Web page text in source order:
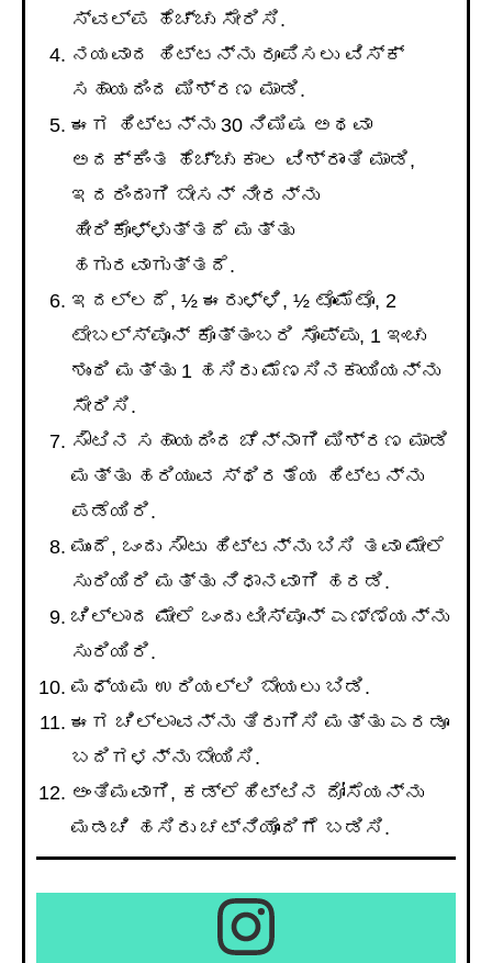
ಸ್ವಲ್ಪ ಹೆಚ್ಚು ಸೇರಿಸಿ.
ನಯವಾದ ಹಿಟ್ಟನ್ನು ರೂಪಿಸಲು ವಿಸ್ಕ್
ಸಹಾಯದಿಂದ ಮಿಶ್ರಣ ಮಾಡಿ.
ಈಗ ಹಿಟ್ಟನ್ನು 30 ನಿಮಿಷ ಅಥವಾ
ಅದಕ್ಕಿಂತ ಹೆಚ್ಚು ಕಾಲ ವಿಶ್ರಾಂತಿ ಮಾಡಿ,
ಇದರಿಂದಾಗಿ ಬೇಸನ್ ನೀರನ್ನು
ಹೀರಿಕೊಳ್ಳುತ್ತದೆ ಮತ್ತು
ಹಗುರವಾಗುತ್ತದೆ.
ಇದಲ್ಲದೆ, ½ ಈರುಳ್ಳಿ, ½ ಟೊಮೆಟೊ, 2
ಟೇಬಲ್ಸ್ಪೂನ್ ಕೊತ್ತಂಬರಿ ಸೊಪ್ಪು, 1 ಇಂಚು
ಶುಂಠಿ ಮತ್ತು 1 ಹಸಿರು ಮೆಣಸಿನಕಾಯಿಯನ್ನು
ಸೇರಿಸಿ.
ಸೌಟಿನ ಸಹಾಯದಿಂದ ಚೆನ್ನಾಗಿ ಮಿಶ್ರಣ ಮಾಡಿ
ಮತ್ತು ಹರಿಯುವ ಸ್ಥಿರತೆಯ ಹಿಟ್ಟನ್ನು
ಪಡೆಯಿರಿ.
ಮುಂದೆ, ಒಂದು ಸೌಟು ಹಿಟ್ಟನ್ನು ಬಿಸಿ ತವಾ ಮೇಲೆ
ಸುರಿಯಿರಿ ಮತ್ತು ನಿಧಾನವಾಗಿ ಹರಡಿ.
ಚಿಲ್ಲಾದ ಮೇಲೆ ಒಂದು ಟೀಸ್ಪೂನ್ ಎಣ್ಣೆಯನ್ನು
ಸುರಿಯಿರಿ.
ಮಧ್ಯಮ ಉರಿಯಲ್ಲಿ ಬೇಯಲು ಬಿಡಿ.
ಈಗ ಚಿಲ್ಲಾವನ್ನು ತಿರುಗಿಸಿ ಮತ್ತು ಎರಡೂ
ಬದಿಗಳನ್ನು ಬೇಯಿಸಿ.
ಅಂತಿಮವಾಗಿ, ಕಡ್ಲೆಹಿಟ್ಟಿನ ದೋಸೆಯನ್ನು
ಮಡಚಿ ಹಸಿರು ಚಟ್ನಿಯೊಂದಿಗೆ ಬಡಿಸಿ.